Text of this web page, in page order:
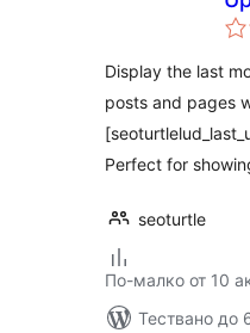
Display the last
posts and pages
Perfect for
seoturtle
По-малко от 10
Тествано до